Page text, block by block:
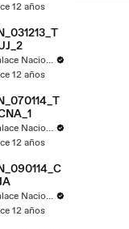
12 años
Enlace Nacional
12 años
Enlace Nacional
12 años
Enlace Nacional
12 años